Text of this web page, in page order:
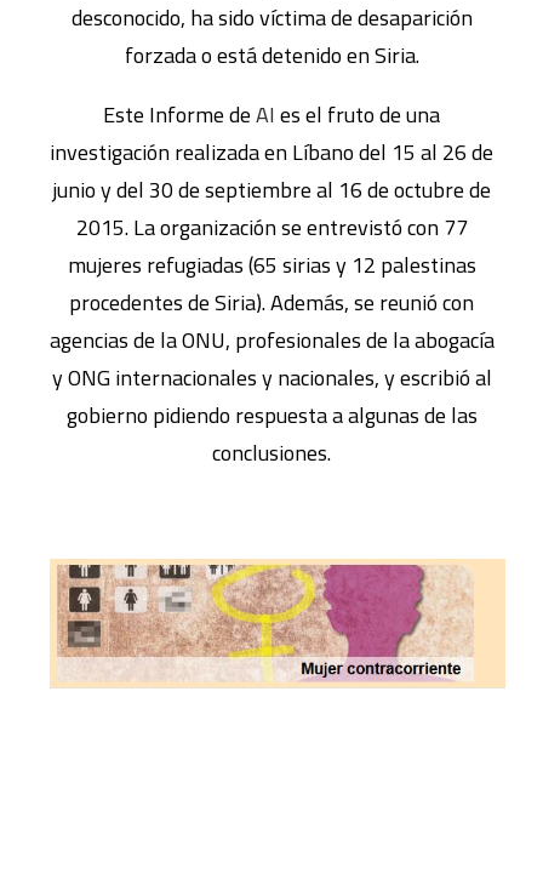
desconocido, ha sido víctima de desaparición
forzada o está detenido en Siria.
Este Informe deAI es el fruto de una
investigación realizada en Líbano del 15 al 26 de
junio y del 30 de septiembre al 16 de octubre de
2015. La organización se entrevistó con 77
mujeres refugiadas (65 sirias y 12 palestinas
procedentes de Siria). Además, se reunió con
agencias de la ONU, profesionales de la abogacía
y ONG internacionales y nacionales, y escribió al
gobierno pidiendo respuesta a algunas de las
conclusiones.